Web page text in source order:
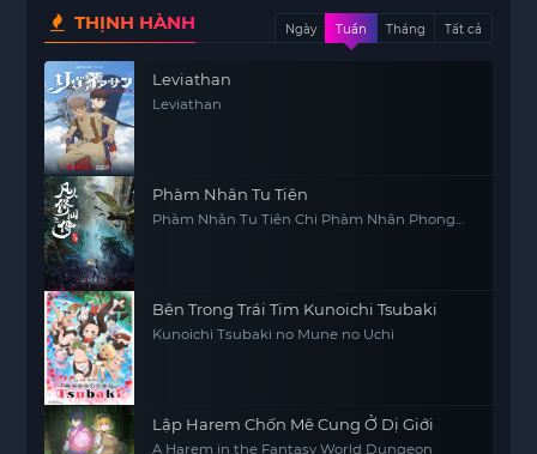
THỊNH HÀNH Ngày Tuần Tháng Tất cả
Leviathan
Leviathan
Phàm Nhân Tu Tiên
Phàm Nhân Tu Tiên Chi Phàm Nhân Phong
Bên Trong Trái Tim Kunoichi Tsubaki
Kunoichi Tsubaki no Mune no Uchi
Lập Harem Chốn Mê Cung Ở Dị Giới
A Harem in the Fantasy World Dungeon